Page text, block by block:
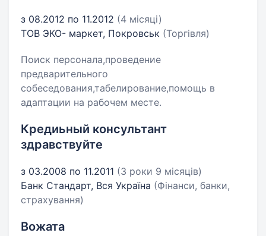
з 08.2012 по 11.2012 (4 місяці)
ТОВ ЭКО- маркет, Покровськ (Торгівля)
Поиск персонала,проведение
предварительного
собеседования,табелирование,помощь в
адаптации на рабочем месте.
Кредиьный консультант
здравствуйте
з 03.2008 по 11.2011 (3 роки 9 місяців)
Банк Стандарт, Вся Україна (Фінанси, банки,
страхування)
Вожата